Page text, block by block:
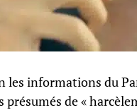
les informations du
de «